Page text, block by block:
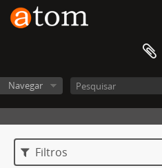
Navegar
Filtros